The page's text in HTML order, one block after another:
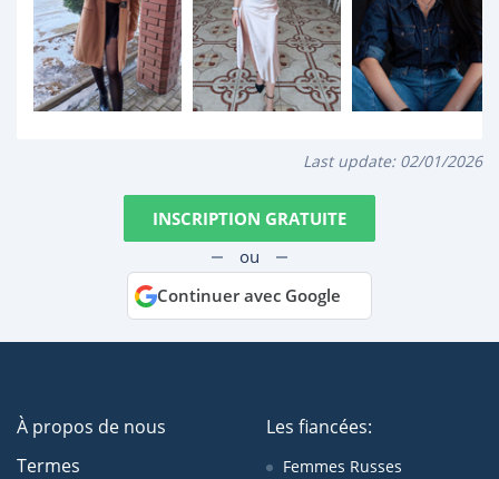
Last update: 02/01/2026
INSCRIPTION GRATUITE
ou
Continuer avec Google
À propos de nous
Termes
Les fiancées:
Femmes Russes